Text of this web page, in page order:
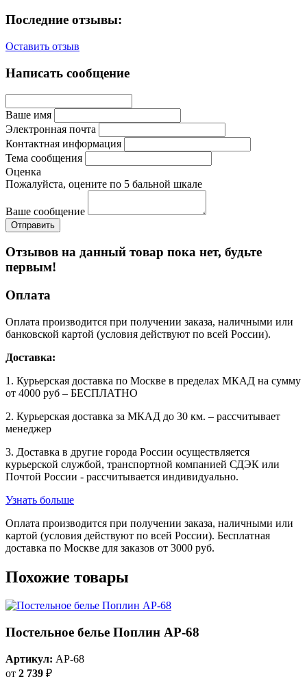
Последние отзывы:
Оставить отзыв
Написать сообщение
Ваше имя
Электронная почта
Контактная информация
Тема сообщения
Оценка
Пожалуйста, оцените по 5 бальной шкале
Ваше сообщение
Отзывов на данный товар пока нет, будьте
первым!
Оплата
Оплата производится при получении заказа, наличными или
банковской картой (условия действуют по всей России).
Доставка:
1. Курьерская доставка по Москве в пределах МКАД на сумму
от 4000 руб – БЕСПЛАТНО
2. Курьерская доставка за МКАД до 30 км. – рассчитывает
менеджер
3. Доставка в другие города России осуществляется
курьерской службой, транспортной компанией СДЭК или
Почтой России - рассчитывается индивидуально.
Узнать больше
Оплата производится при получении заказа, наличными или
картой (условия действуют по всей России). Бесплатная
доставка по Москве для заказов от 3000 руб.
Похожие товары
Постельное белье Поплин AP-68
Артикул: AP-68
от 2 739 ₽